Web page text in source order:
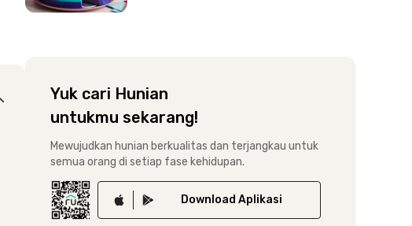
Yuk cari Hunian
untukmu sekarang!
Mewujudkan hunian berkualitas dan terjangkau untuk
semua orang di setiap fase kehidupan.
Download Aplikasi